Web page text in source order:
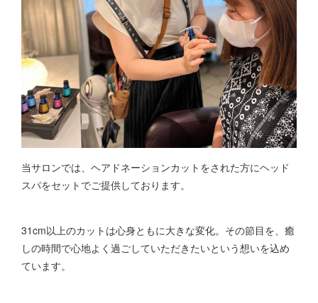
当サロンでは、ヘアドネーションカットをされた方にヘッド
スパをセットでご提供しております。
31cm以上のカットは心身ともに大きな変化。その節目を、癒
しの時間で心地よく過ごしていただきたいという想いを込め
ています。